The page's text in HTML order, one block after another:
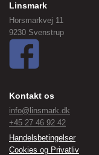
Linsmark
Horsmarkvej 11
9230 Svenstrup
Kontakt os
info@linsmark.dk
+45 27 46 92 42
Handelsbetingelser
Cookies og Privatliv